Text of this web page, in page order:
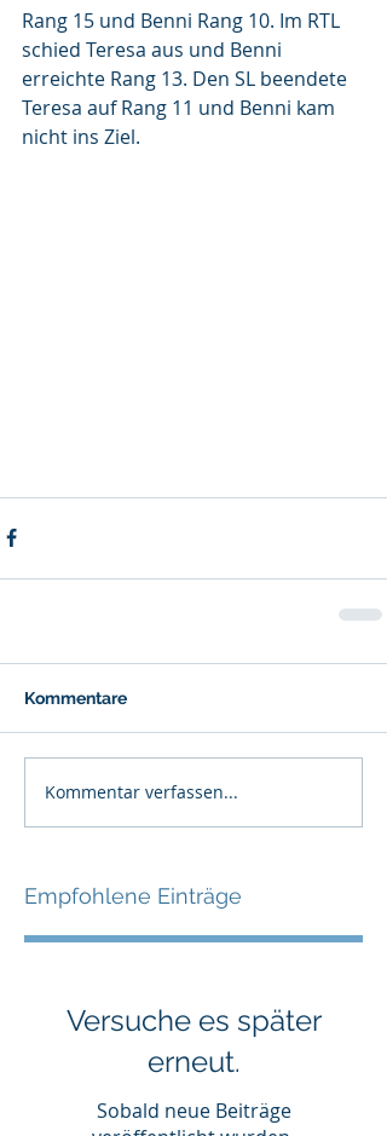
Rang 15 und Benni Rang 10. Im RTL
schied Teresa aus und Benni
erreichte Rang 13. Den SL beendete
Teresa auf Rang 11 und Benni kam
nicht ins Ziel.
Kommentare
Kommentar verfassen...
Empfohlene Einträge
Versuche es später
erneut.
Sobald neue Beiträge